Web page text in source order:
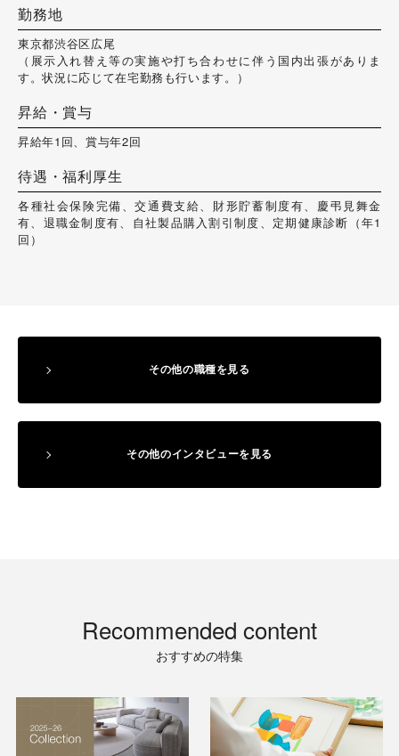
勤務地
東京都渋谷区広尾
（展示入れ替え等の実施や打ち合わせに伴う国内出張がありま
す。状況に応じて在宅勤務も行います。）
昇給・賞与
昇給年1回、賞与年2回
待遇・福利厚生
各種社会保険完備、交通費支給、財形貯蓄制度有、慶弔見舞金
有、退職金制度有、自社製品購入割引制度、定期健康診断（年1
回）
その他の職種を見る
その他のインタビューを見る
Recommended content
おすすめの特集